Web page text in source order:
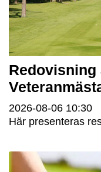
Redovisning
2026-08-06 10:30
Här presenteras